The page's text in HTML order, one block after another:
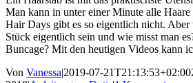
Man kann in unter einer Minute alle Haare
Hair Days gibt es so eigentlich nicht. Aber
Stück eigentlich sein und wie misst man
Buncage? Mit den heutigen Videos kann
Von Vanessa|2019-07-21T21:13:53+02:00